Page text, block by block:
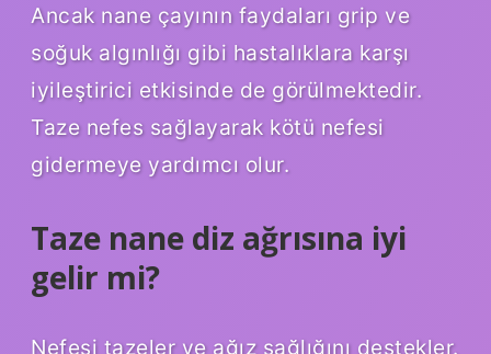
Ancak nane çayının faydaları grip ve
soğuk algınlığı gibi hastalıklara karşı
iyileştirici etkisinde de görülmektedir.
Taze nefes sağlayarak kötü nefesi
gidermeye yardımcı olur.
Taze nane diz ağrısına iyi
gelir mi?
Nefesi tazeler ve ağız sağlığını destekler.